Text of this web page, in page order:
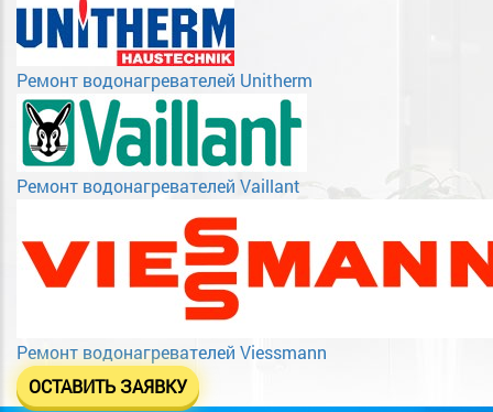
Ремонт водонагревателей Unitherm
Ремонт водонагревателей Vaillant
Ремонт водонагревателей Viessmann
ОСТАВИТЬ ЗАЯВКУ